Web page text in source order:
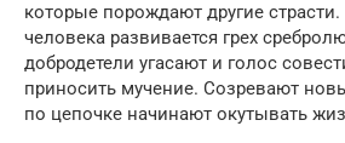
которые порождают другие
человека развивается грех
добродетели угасают и голос
приносить мучение. Созревают
по цепочке начинают окутывать